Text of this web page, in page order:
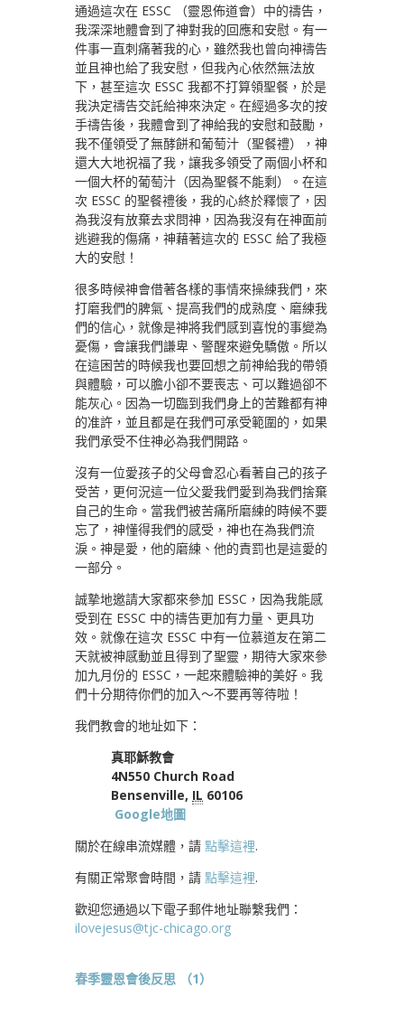
通過這次在 ESSC （靈恩佈道會）中的禱告，
我深深地體會到了神對我的回應和安慰。有一
件事一直刺痛著我的心，雖然我也曾向神禱告
並且神也給了我安慰，但我內心依然無法放
下，甚至這次 ESSC 我都不打算領聖餐，於是
我決定禱告交託給神來決定。在經過多次的按
手禱告後，我體會到了神給我的安慰和鼓勵，
我不僅領受了無酵餅和葡萄汁（聖餐禮），神
還大大地祝福了我，讓我多領受了兩個小杯和
一個大杯的葡萄汁（因為聖餐不能剩）。在這
次 ESSC 的聖餐禮後，我的心終於釋懷了，因
為我沒有放棄去求問神，因為我沒有在神面前
逃避我的傷痛，神藉著這次的 ESSC 給了我極
大的安慰！
很多時候神會借著各樣的事情來操練我們，來
打磨我們的脾氣、提高我們的成熟度、磨練我
們的信心，就像是神將我們感到喜悅的事變為
憂傷，會讓我們謙卑、警醒來避免驕傲。所以
在這困苦的時候我也要回想之前神給我的帶領
與體驗，可以膽小卻不要喪志、可以難過卻不
能灰心。因為一切臨到我們身上的苦難都有神
的准許，並且都是在我們可承受範圍的，如果
我們承受不住神必為我們開路。
沒有一位愛孩子的父母會忍心看著自己的孩子
受苦，更何況這一位父愛我們愛到為我們捨棄
自己的生命。當我們被苦痛所磨練的時候不要
忘了，神懂得我們的感受，神也在為我們流
淚。神是愛，他的磨練、他的責罰也是這愛的
一部分。
誠摯地邀請大家都來參加 ESSC，因為我能感
受到在 ESSC 中的禱告更加有力量、更具功
效。就像在這次 ESSC 中有一位慕道友在第二
天就被神感動並且得到了聖靈，期待大家來參
加九月份的 ESSC，一起來體驗神的美好。我
們十分期待你們的加入～不要再等待啦！
我們教會的地址如下：
真耶穌教會
4N550 Church Road
Bensenville, IL 60106
Google地圖
關於在線串流媒體，請 點擊這裡.
有關正常聚會時間，請 點擊這裡.
歡迎您通過以下電子郵件地址聯繫我們：
ilovejesus@tjc-chicago.org
春季靈恩會後反思 （1）